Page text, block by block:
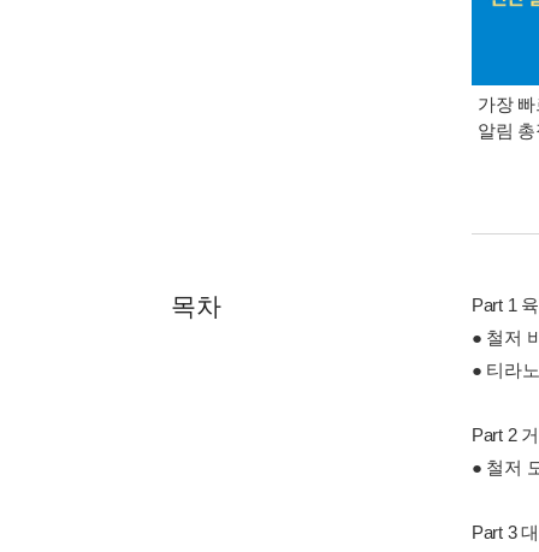
가장
알림
목차
Part 1
● 철저
● 티라
Part 2
● 철저
Part 3